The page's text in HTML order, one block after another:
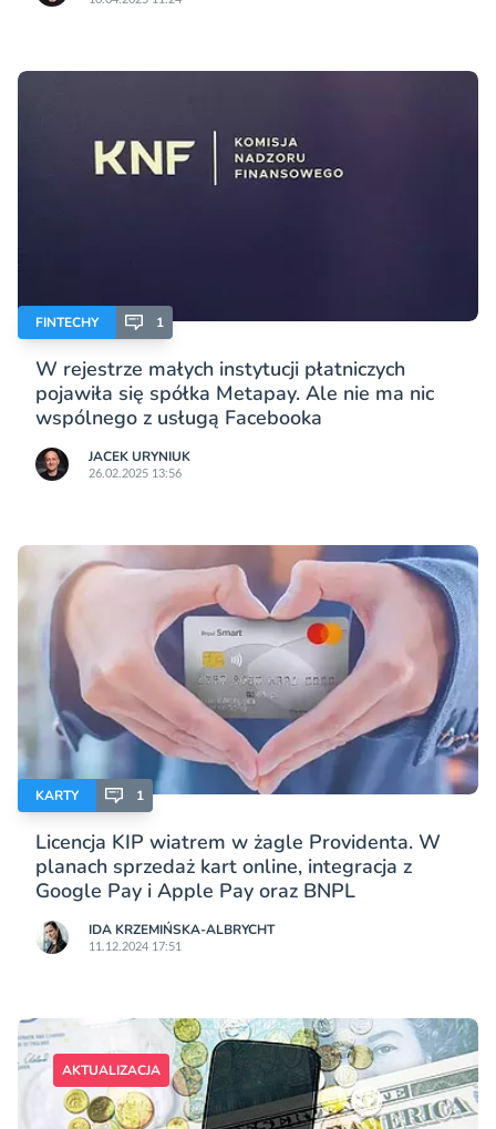
FINTECHY 1
W rejestrze małych instytucji płatniczych
pojawiła się spółka Metapay. Ale nie ma nic
wspólnego z usługą Facebooka
JACEK URYNIUK
26.02.2025 13:56
KARTY 1
Licencja KIP wiatrem w żagle Providenta. W
planach sprzedaż kart online, integracja z
Google Pay i Apple Pay oraz BNPL
IDA KRZEMIŃSKA-ALBRYCHT
11.12.2024 17:51
AKTUALIZACJA